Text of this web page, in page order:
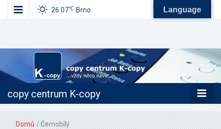
26.07℃ Brno
copy centrum
K-copy
…vždy něco navíc…
copy centrum K-copy
Domů /Černobílý
Language